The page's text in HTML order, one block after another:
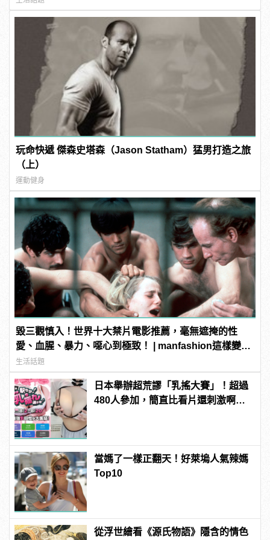
玩命快遞 傑森史塔森（Jason Statham）猛男打造之旅
（上）
運動健身
毀三觀慎入！世界十大禁片電影推薦，毫無遮掩的性
愛、血腥、暴力、噁心到極致！ | manfashion這樣變型
男
生活話題
日本舉辦超荒謬「乳搖大賽」！超過
480人參加，簡直比看片還刺激啊！ |
當媽了一樣正翻天！好萊塢人氣辣媽
Top10
從浮世繪看《源氏物語》隱含的情色